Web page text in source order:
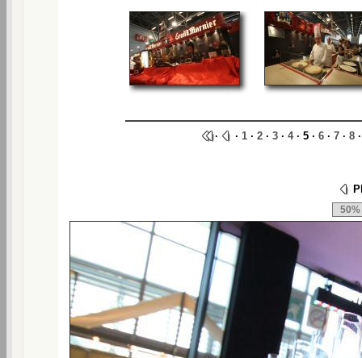
· · 1 · 2 · 3 · 4· 5 · 6 · 7 · 8